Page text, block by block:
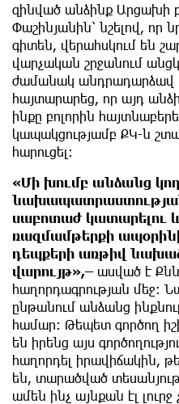
զինված անձինք Արցախի
Փաշինյանին՝ նշելով, որ
գիտեն, վերահսկում են
վարչական շրջանում
ժամանակ անդրադարձավ
հայտարարեց, որ այդ
ինքը բոլորին
կապակցությամբ ՔԿ-ն
հարուցել։
«Մի խումբ անձանց
սաբոտաժ կատարելու
ռազմամթերքի
դեպքերի առթիվ
վարույթ»,–ասված է
հաղորդագրության մեջ։
ընթանում անձանց
համար։ Թեպետ գործող
են իրենց այս
հաղորդել իրավիճակին,
են, տարածված
ամեն ինչ այնքան էլ